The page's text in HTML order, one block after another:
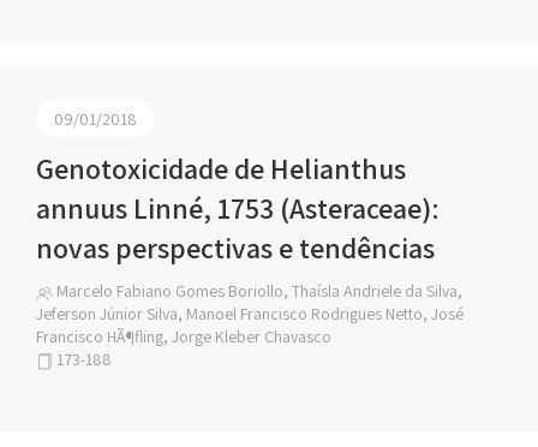
09/01/2018
Genotoxicidade de Helianthus
annuus Linné, 1753 (Asteraceae):
novas perspectivas e tendências
Marcelo Fabiano Gomes Boriollo, Thaísla Andriele da Silva,
Jeferson Júnior Silva, Manoel Francisco Rodrigues Netto, José
Francisco HÃ¶fling, Jorge Kleber Chavasco
173-188